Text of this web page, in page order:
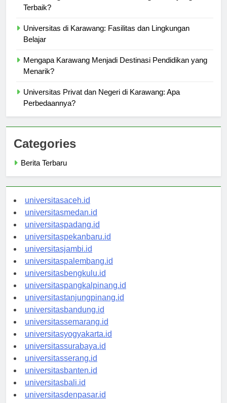
Perbandingan Universitas di Karawang: Mana yang
Universitas di Karawang: Fasilitas dan Lingkungan
Mengapa Karawang Menjadi Destinasi Pendidikan yang
Universitas Privat dan Negeri di Karawang: Apa
Categories
universitasaceh.id
universitasmedan.id
universitaspadang.id
universitaspekanbaru.id
universitasjambi.id
universitaspalembang.id
universitasbengkulu.id
universitaspangkalpinang.id
universitastanjungpinang.id
universitasbandung.id
universitassemarang.id
universitasyogyakarta.id
universitassurabaya.id
universitasserang.id
universitasbanten.id
universitasbali.id